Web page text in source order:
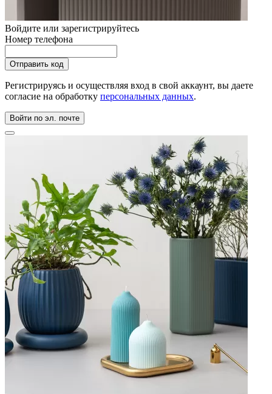
Войдите или зарегистрируйтесь
Номер телефона
Регистрируясь и осуществляя вход в свой аккаунт, вы даете
согласие на обработку персональных данных.
Войти по эл. почте